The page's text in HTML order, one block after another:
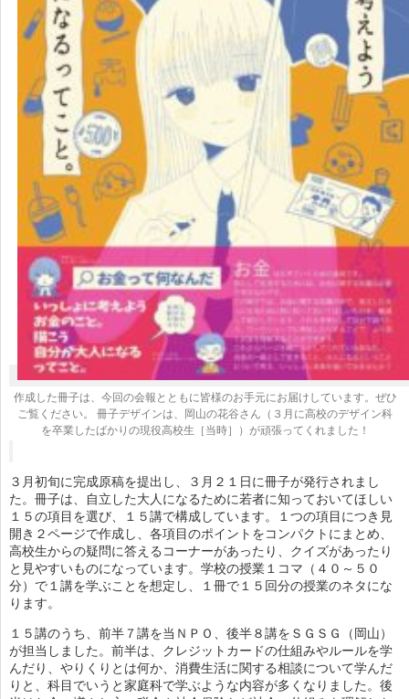
作成した冊子は、今回の会報とともに皆様のお手元にお届けしています。ぜひ
ご覧ください。 冊子デザインは、岡山の花谷さん（３月に高校のデザイン科
を卒業したばかりの現役高校生［当時］）が頑張ってくれました！
３月初旬に完成原稿を提出し、３月２１日に冊子が発行されまし
た。冊子は、自立した大人になるために若者に知っておいてほしい
１５の項目を選び、１５講で構成しています。１つの項目につき見
開き２ページで作成し、各項目のポイントをコンパクトにまとめ、
高校生からの疑問に答えるコーナーがあったり、クイズがあったり
と見やすいものになっています。学校の授業１コマ（４０～５０
分）で１講を学ぶことを想定し、１冊で１５回分の授業のネタにな
ります。
１５講のうち、前半７講を当ＮＰＯ、後半８講をＳＧＳＧ（岡山）
が担当しました。前半は、クレジットカードの仕組みやルールを学
んだり、やりくりとは何か、消費生活に関する相談について学んだ
りと、科目でいうと家庭科で学ぶような内容が多くなりました。後